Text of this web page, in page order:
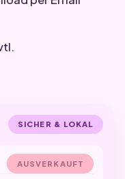
SICHER & LOKAL
AUSVERKAUFT